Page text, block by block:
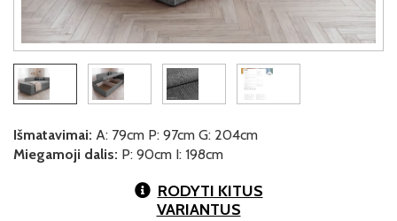
Išmatavimai: A: 79cm P: 97cm G: 204cm
Miegamoji dalis: P: 90cm I: 198cm
RODYTI KITUS
VARIANTUS